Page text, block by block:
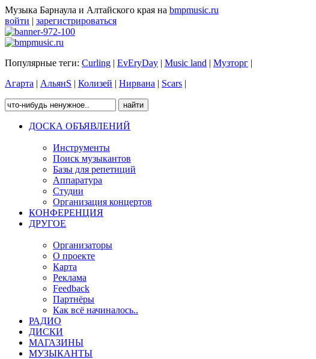
Музыка Барнаула и Алтайского края на bmpmusic.ru
войти | зарегистрироваться
Популярные теги: Curling | EvEryDay | Music land | Музторг |
Агарта | АльянS | Колизей | Нирвана | Scars |
ДОСКА ОБЪЯВЛЕНИЙ
Инструменты
Поиск музыкантов
Базы для репетиций
Аппаратура
Студии
Организация концертов
КОНФЕРЕНЦИЯ
ДРУГОЕ
Организаторы
О проекте
Карта
Реклама
Feedback
Партнёры
Как всё начиналось..
РАДИО
ДИСКИ
МАГАЗИНЫ
МУЗЫКАНТЫ